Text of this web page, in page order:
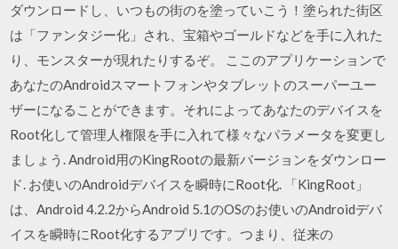
ダウンロードし、いつもの街のを塗っていこう！塗られた街区
は「ファンタジー化」され、宝箱やゴールドなどを手に入れた
り、モンスターが現れたりするぞ。 ここのアプリケーションで
あなたのAndroidスマートフォンやタブレットのスーパーユー
ザーになることができます。それによってあなたのデバイスを
Root化して管理人権限を手に入れて様々なパラメータを変更し
ましょう. Android用のKingRootの最新バージョンをダウンロー
ド. お使いのAndroidデバイスを瞬時にRoot化. 「KingRoot」
は、Android 4.2.2からAndroid 5.1のOSのお使いのAndroidデバ
イスを瞬時にRoot化するアプリです。つまり、従来の